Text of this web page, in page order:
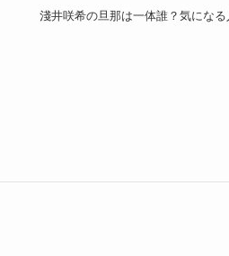
淺井咲希の旦那は一体誰？気になる